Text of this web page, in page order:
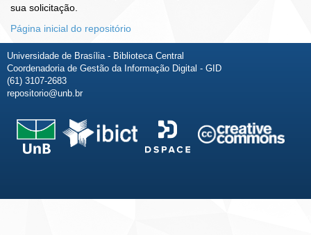
sua solicitação.
Página inicial do repositório
Universidade de Brasília - Biblioteca Central
Coordenadoria de Gestão da Informação Digital - GID
(61) 3107-2683
repositorio@unb.br